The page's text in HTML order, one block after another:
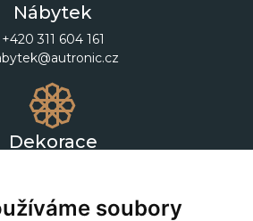
soubory
Nábytek
+420 311 604 161
Dekorace